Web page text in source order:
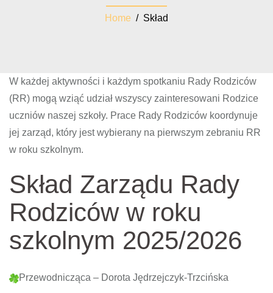
Home / Skład
W każdej aktywności i każdym spotkaniu Rady Rodziców
(RR) mogą wziąć udział wszyscy zainteresowani Rodzice
uczniów naszej szkoły. Prace Rady Rodziców koordynuje
jej zarząd, który jest wybierany na pierwszym zebraniu RR
w roku szkolnym.
Skład Zarządu Rady
Rodziców w roku
szkolnym 2025/2026
Przewodnicząca – Dorota Jędrzejczyk-Trzcińska